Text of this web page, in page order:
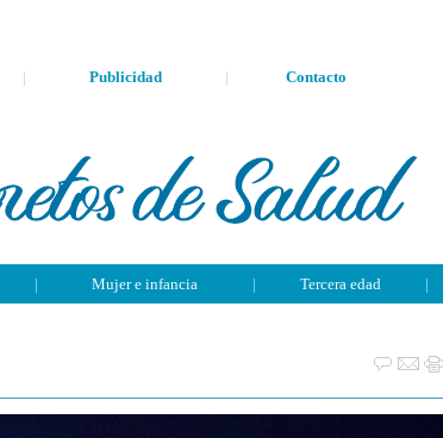
| Publicidad | Contacto
| Mujer e infancia | Tercera edad |